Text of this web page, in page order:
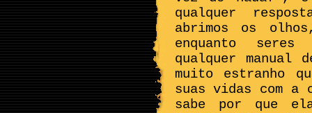
qualquer
abrimos os
enquanto
qualquer manual
muito estranho
suas vidas com a
sabe por que